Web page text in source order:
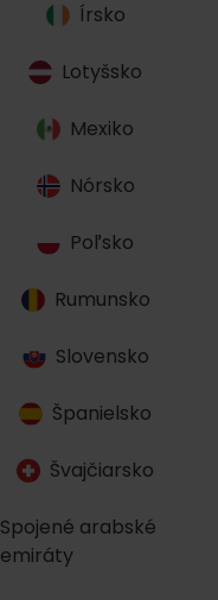
Írsko
Lotyšsko
Mexiko
Nórsko
Poľsko
Rumunsko
Slovensko
Španielsko
Švajčiarsko
Spojené arabské
emiráty